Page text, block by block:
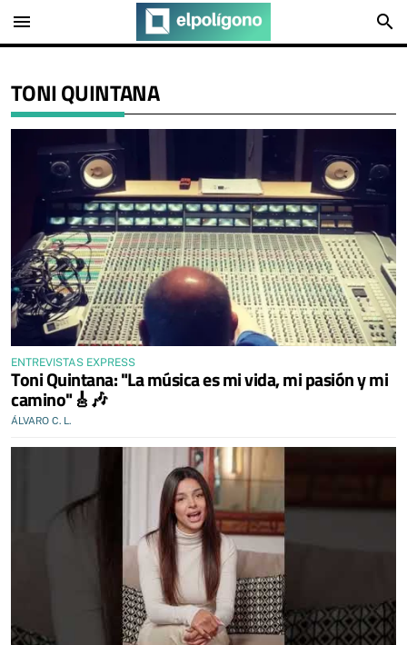
menu search
TONI QUINTANA
ENTREVISTAS EXPRESS
Toni Quintana: "La música es mi vida, mi pasión y mi
camino"🎸🎶
ÁLVARO C. L.